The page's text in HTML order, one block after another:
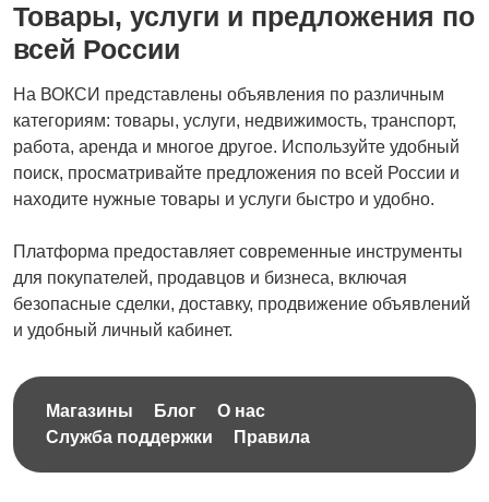
Товары, услуги и предложения по
всей России
На ВОКСИ представлены объявления по различным
категориям: товары, услуги, недвижимость, транспорт,
работа, аренда и многое другое. Используйте удобный
поиск, просматривайте предложения по всей России и
находите нужные товары и услуги быстро и удобно.
Платформа предоставляет современные инструменты
для покупателей, продавцов и бизнеса, включая
безопасные сделки, доставку, продвижение объявлений
и удобный личный кабинет.
Магазины Блог
О нас
Служба поддержки
Правила